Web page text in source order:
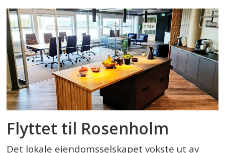
Flyttet til Rosenholm
Det lokale eiendomsselskapet vokste ut av